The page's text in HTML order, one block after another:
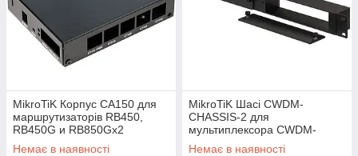
MikroTiK Корпус CA150 для
маршрутизаторiв RB450,
RB450G и RB850Gx2
Немає в наявності
MikroTiK Шасi CWDM-
CHASSIS-2 для
мультиплексора CWDM-
MUX8A
Немає в наявності